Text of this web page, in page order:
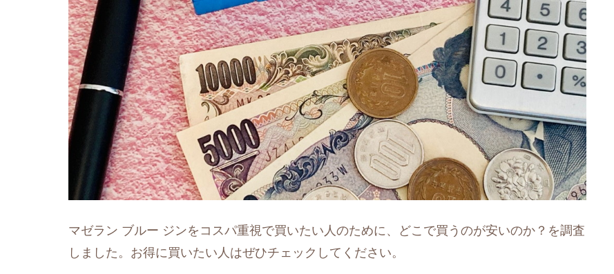
マゼラン ブルー ジンをコスパ重視で買いたい人のために、どこで買うのが安いのか？を調査
しました。お得に買いたい人はぜひチェックしてください。